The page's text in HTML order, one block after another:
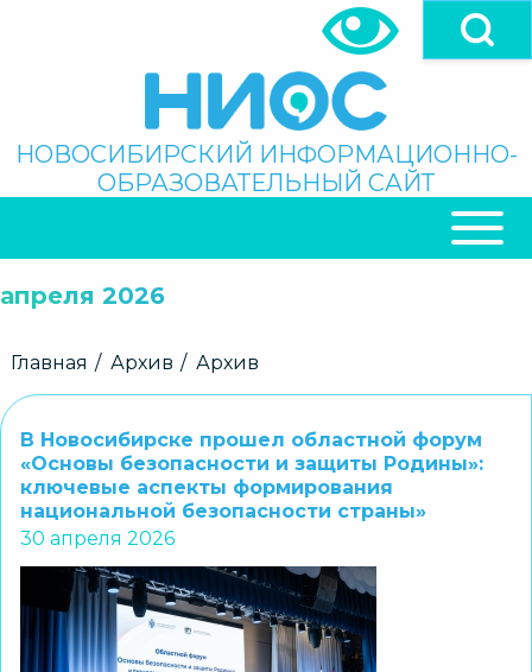
Поиск
НОВОСИБИРСКИЙ ИНФОРМАЦИОННО-
ОБРАЗОВАТЕЛЬНЫЙ САЙТ
НАВИГАЦИЯ
апреля 2026
Строка
Главная Архив Архив
В Новосибирске прошел областной форум
«Основы безопасности и защиты Родины»:
ключевые аспекты формирования
национальной безопасности страны»
30 апреля 2026